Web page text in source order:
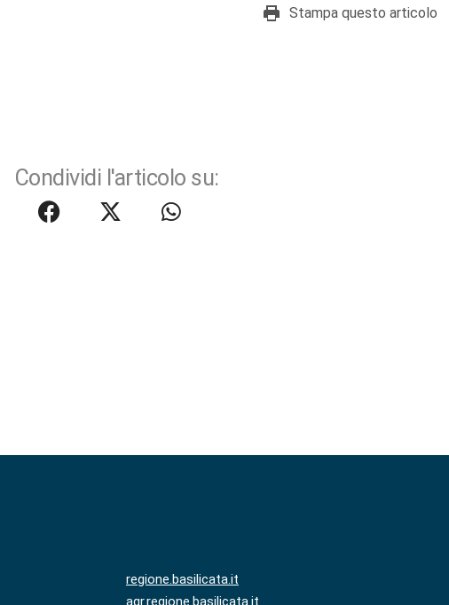
Stampa questo articolo
Condividi l'articolo su:
regione.basilicata.it
agr.regione.basilicata.it